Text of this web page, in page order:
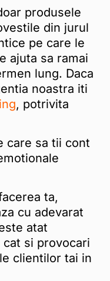
produsele
din jurul
pe care le
ajuta sa ramai
lung. Daca
noastra iti
, potrivita
care sa tii cont
ta,
cu adevarat
atat
si provocari
clientilor tai in